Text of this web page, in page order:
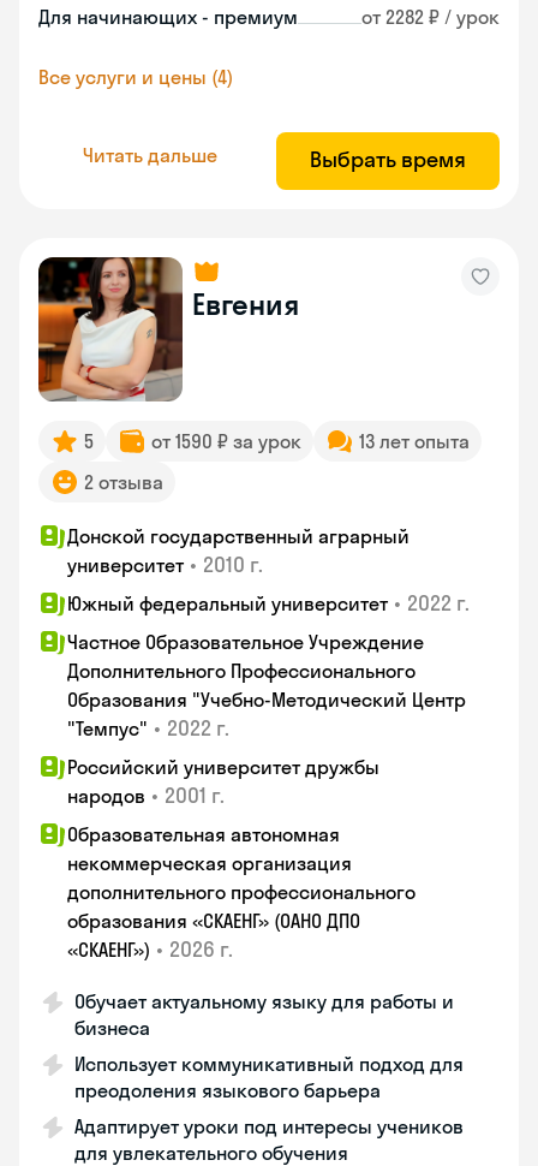
Для начинающих - премиум от 2282 ₽ / урок
Все услуги и цены (4)
Читать дальше Выбрать время
Евгения
5 от 1590 ₽ за урок
13 лет опыта
2 отзыва
Донской государственный аграрный
университет • 2010 г.
Южный федеральный университет • 2022 г.
Частное Образовательное Учреждение
Дополнительного Профессионального
Образования "Учебно-Методический Центр
"Темпус" • 2022 г.
Российский университет дружбы
народов • 2001 г.
Образовательная автономная
некоммерческая организация
дополнительного профессионального
образования «СКАЕНГ» (ОАНО ДПО
«СКАЕНГ») • 2026 г.
Обучает актуальному языку для работы и
бизнеса
Использует коммуникативный подход для
преодоления языкового барьера
Адаптирует уроки под интересы учеников
для увлекательного обучения